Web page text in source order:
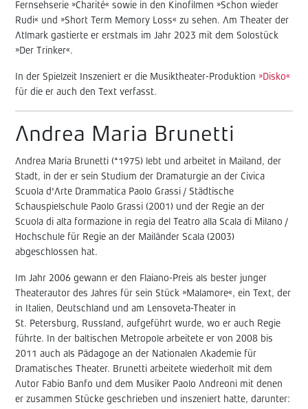
Fernsehserie »Charité« sowie in den Kinofilmen »Schon wieder
Rudi« und »Short Term Memory Loss« zu sehen. Am Theater der
Atlmark gastierte er erstmals im Jahr 2023 mit dem Solostück
»Der Trinker«.
In der Spielzeit Inszeniert er die Musiktheater-Produktion »Disko«
für die er auch den Text verfasst.
Andrea Maria Brunetti
Andrea Maria Brunetti (*1975) lebt und arbeitet in Mailand, der
Stadt, in der er sein Studium der Dramaturgie an der Civica
Scuola d'Arte Drammatica Paolo Grassi / Städtische
Schauspielschule Paolo Grassi (2001) und der Regie an der
Scuola di alta formazione in regia del Teatro alla Scala di Milano /
Hochschule für Regie an der Mailänder Scala (2003)
abgeschlossen hat.
Im Jahr 2006 gewann er den Flaiano-Preis als bester junger
Theaterautor des Jahres für sein Stück »Malamore«, ein Text, der
in Italien, Deutschland und am Lensoveta-Theater in
St. Petersburg, Russland, aufgeführt wurde, wo er auch Regie
führte. In der baltischen Metropole arbeitete er von 2008 bis
2011 auch als Pädagoge an der Nationalen Akademie für
Dramatisches Theater. Brunetti arbeitete wiederholt mit dem
Autor Fabio Banfo und dem Musiker Paolo Andreoni mit denen
er zusammen Stücke geschrieben und inszeniert hatte, darunter: